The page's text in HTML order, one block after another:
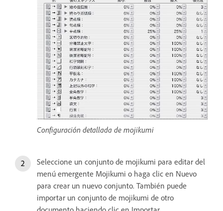
Configuración detallada de mojikumi
Seleccione un conjunto de mojikumi para editar del
menú emergente Mojikumi o haga clic en Nuevo
para crear un nuevo conjunto. También puede
importar un conjunto de mojikumi de otro